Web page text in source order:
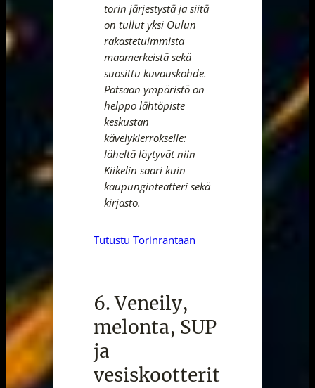
torin järjestystä ja siitä
on tullut yksi Oulun
rakastetuimmista
maamerkeistä sekä
suosittu kuvauskohde.
Patsaan ympäristö on
helppo lähtöpiste
keskustan
kävelykierrokselle:
läheltä löytyvät niin
Kiikelin saari kuin
kaupunginteatteri sekä
kirjasto.
Tutustu Torinrantaan
6. Veneily,
melonta, SUP
ja
vesiskootterit